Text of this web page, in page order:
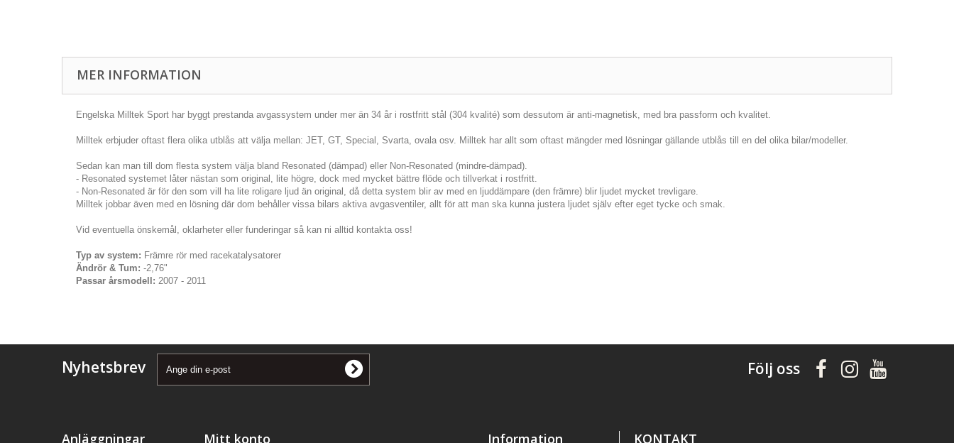
MER INFORMATION
Engelska Milltek Sport har byggt prestanda avgassystem under mer än 34 år i rostfritt stål (304 kvalité) som dessutom är anti-magnetisk, med bra passform och kvalitet.
Milltek erbjuder oftast flera olika utblås att välja mellan: JET, GT, Special, Svarta, ovala osv. Milltek har allt som oftast mängder med lösningar gällande utblås till en del olika bilar/modeller.
Sedan kan man till dom flesta system välja bland Resonated (dämpad) eller Non-Resonated (mindre-dämpad).
- Resonated systemet låter nästan som original, lite högre, dock med mycket bättre flöde och tillverkat i rostfritt.
- Non-Resonated är för den som vill ha lite roligare ljud än original, då detta system blir av med en ljuddämpare (den främre) blir ljudet mycket trevligare.
Milltek jobbar även med en lösning där dom behåller vissa bilars aktiva avgasventiler, allt för att man ska kunna justera ljudet själv efter eget tycke och smak.
Vid eventuella önskemål, oklarheter eller funderingar så kan ni alltid kontakta oss!
Typ av system: Främre rör med racekatalysatorer
Ändrör & Tum: -2,76"
Passar årsmodell: 2007 - 2011
Nyhetsbrev Följ oss
Anläggningar Mitt konto Information KONTAKT